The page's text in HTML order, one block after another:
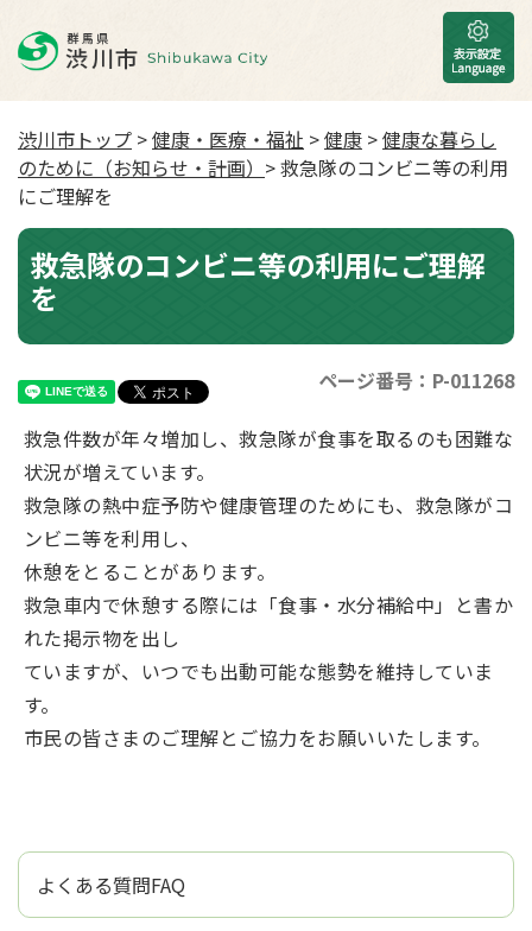
渋川市トップ >健康・医療・福祉 >健康 >健康な暮らし
のために（お知らせ・計画） > 救急隊のコンビニ等の利用
にご理解を
救急隊のコンビニ等の利用にご理解
を
ページ番号：P-011268
救急件数が年々増加し、救急隊が食事を取るのも困難な
状況が増えています。
救急隊の熱中症予防や健康管理のためにも、救急隊がコ
ンビニ等を利用し、
休憩をとることがあります。
救急車内で休憩する際には「食事・水分補給中」と書か
れた掲示物を出し
ていますが、いつでも出動可能な態勢を維持していま
す。
市民の皆さまのご理解とご協力をお願いいたします。
よくある質問FAQ